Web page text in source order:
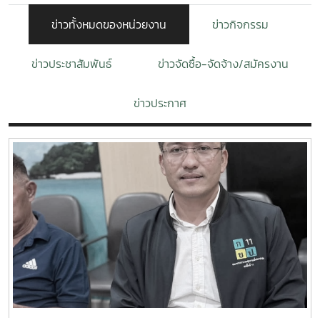
ข่าวทั้งหมดของหน่วยงาน ข่าวกิจกรรม
ข่าวประชาสัมพันธ์ ข่าวจัดซื้อ-จัดจ้าง/สมัครงาน
ข่าวประกาศ